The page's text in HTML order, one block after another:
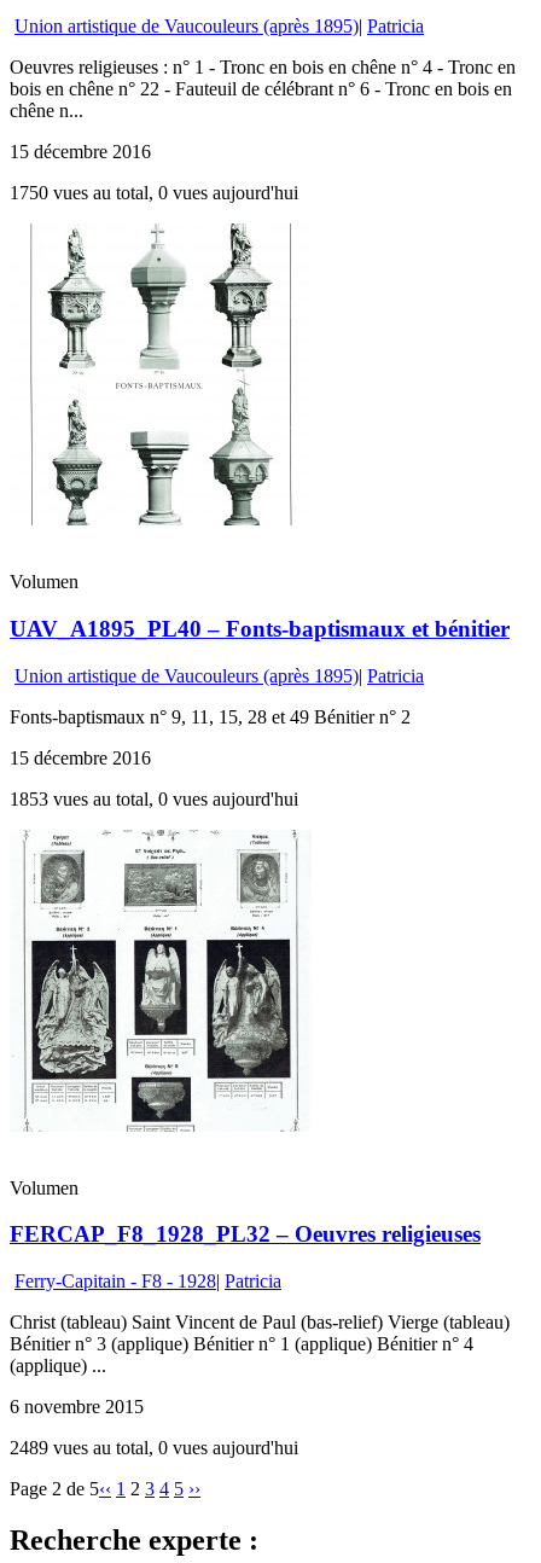
Union artistique de Vaucouleurs (après 1895)| Patricia
Oeuvres religieuses : n° 1 - Tronc en bois en chêne n° 4 - Tronc en
bois en chêne n° 22 - Fauteuil de célébrant n° 6 - Tronc en bois en
chêne n...
15 décembre 2016
1750 vues au total, 0 vues aujourd'hui
Volumen
UAV_A1895_PL40 – Fonts-baptismaux et bénitier
Union artistique de Vaucouleurs (après 1895)| Patricia
Fonts-baptismaux n° 9, 11, 15, 28 et 49 Bénitier n° 2
15 décembre 2016
1853 vues au total, 0 vues aujourd'hui
Volumen
FERCAP_F8_1928_PL32 – Oeuvres religieuses
Ferry-Capitain - F8 - 1928| Patricia
Christ (tableau) Saint Vincent de Paul (bas-relief) Vierge (tableau)
Bénitier n° 3 (applique) Bénitier n° 1 (applique) Bénitier n° 4
(applique) ...
6 novembre 2015
2489 vues au total, 0 vues aujourd'hui
Page 2 de 5‹‹ 1 2 3 4 5 ››
Recherche experte :